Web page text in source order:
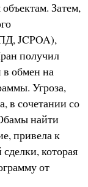
Затем,
JCPOA),
получил
в обмен на
Угроза,
в сочетании со
найти
привела к
которая
от